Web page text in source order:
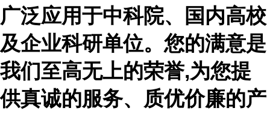
广泛应用于中科院、国内高校
及企业科研单位。您的满意是
我们至高无上的荣誉,为您提
供真诚的服务、质优价廉的产